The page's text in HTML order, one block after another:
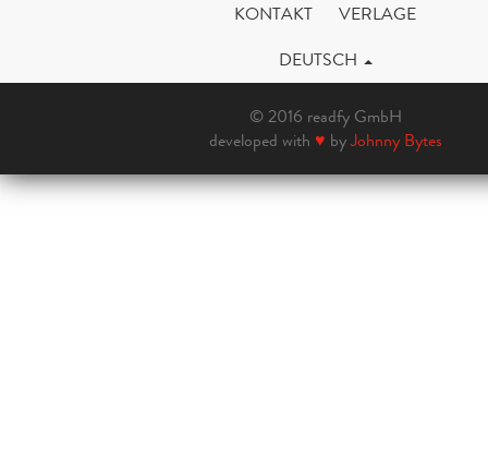
KONTAKT
VERLAGE
DEUTSCH
© 2016 readfy GmbH
developed with ♥ byJohnny Bytes